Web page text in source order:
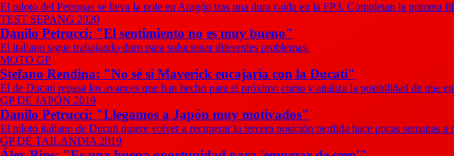
El piloto del Petronas se lleva la pole en Aragón tras una dura caída en la FP3. Completan la
TEST SEPANG 2020
Danilo Petrucci: "El sentimiento no es muy bueno"
El italiano sigue trabajando duro para solucionar diferentes problemas.
MOTO GP
Stefano Rendina: "No sé si Maverick encajaría con la Ducati"
El de Ducati repasa los avances que han hecho para el próximo curso y analiza la posibilidad de que
GP DE JAPÓN 2019
Danilo Petrucci: "Llegamos a Japón muy motivados"
El piloto italiano de Ducati quiere volver a recuperar la tercera posición perdida hace pocas semanas a
GP DE TAILANDIA 2019